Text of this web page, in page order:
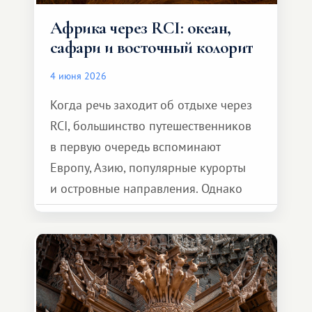
Африка через RCI: океан,
сафари и восточный колорит
4 июня 2026
Когда речь заходит об отдыхе через
RCI, большинство путешественников
в первую очередь вспоминают
Европу, Азию, популярные курорты
и островные направления. Однако
возможности обменной системы
значительно шире. Среди них есть
и Африка — континент, который
способен подарить совершенно иной
формат путешествия.